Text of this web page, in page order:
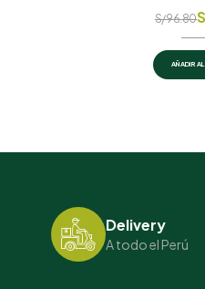
S/96.80
AÑADIR
Delivery
A todo el Perú